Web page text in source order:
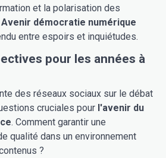
et la polarisation des
Avenir démocratie numérique
entre espoirs et inquiétudes.
pour les années à
des réseaux sociaux sur le débat
cruciales pour l'avenir du
. Comment garantir une
qualité dans un environnement
?